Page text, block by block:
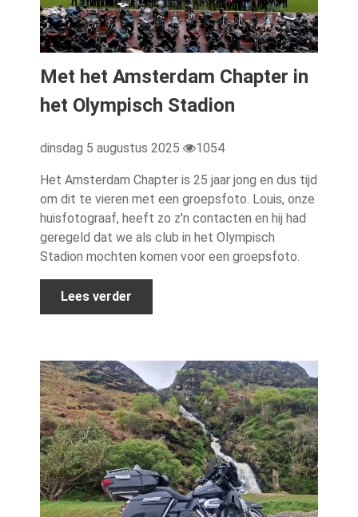
Met het Amsterdam Chapter in
het Olympisch Stadion
dinsdag 5 augustus 2025 1054
Het Amsterdam Chapter is 25 jaar jong en dus tijd
om dit te vieren met een groepsfoto. Louis, onze
huisfotograaf, heeft zo z'n contacten en hij had
geregeld dat we als club in het Olympisch
Stadion mochten komen voor een groepsfoto.
Lees verder